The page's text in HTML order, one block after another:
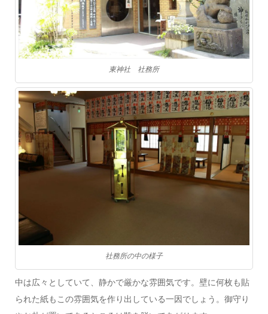
東神社 社務所
社務所の中の様子
中は広々としていて、静かで厳かな雰囲気です。壁に何枚も貼
られた紙もこの雰囲気を作り出している一因でしょう。御守り